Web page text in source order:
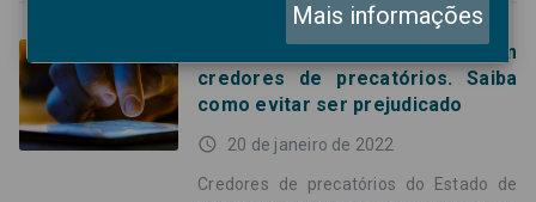
Tentativas de golpe afetam
credores de precatórios. Saiba
como evitar ser prejudicado
access_time 20 de janeiro de 2022
Credores de precatórios do Estado de
Mais informações